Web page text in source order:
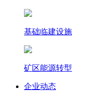
基础临建设施
矿区能源转型
企业动态